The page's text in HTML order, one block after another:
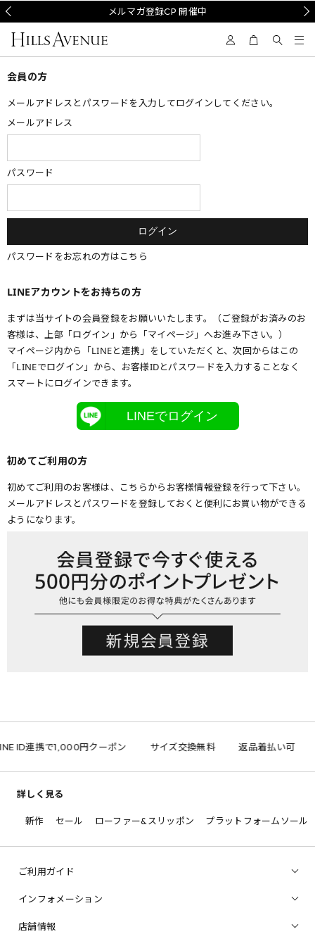
メルマガ登録CP 開催中
会員の方
メールアドレスとパスワードを入力してログインしてください。
メールアドレス
パスワード
パスワードをお忘れの方はこちら
LINEアカウントをお持ちの方
まずは当サイトの会員登録をお願いいたします。（ご登録がお済みのお
客様は、上部「ログイン」から「マイページ」へお進み下さい。）
マイページ内から「LINEと連携」をしていただくと、次回からはこの
「LINEでログイン」から、お客様IDとパスワードを入力することなく
スマートにログインできます。
LINEでログイン
初めてご利用の方
初めてご利用のお客様は、こちらからお客様情報登録を行って下さい。
メールアドレスとパスワードを登録しておくと便利にお買い物ができる
ようになります。
ID連携で1,000円クーポン サイズ交換無料 返品着払い可
詳しく見る
新作 セール ローファー&スリッポン プラットフォームソール
ご利用ガイド
インフォメーション
店舗情報